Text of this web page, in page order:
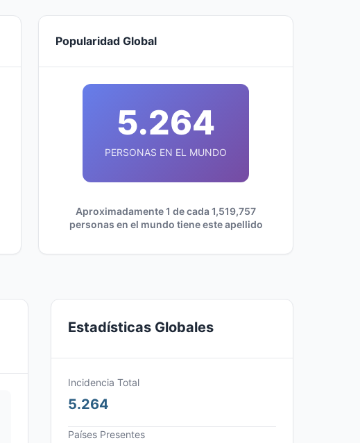
Popularidad Global
5.264
PERSONAS EN EL MUNDO
Aproximadamente 1 de cada 1,519,757
personas en el mundo tiene este apellido
Estadísticas Globales
Incidencia Total
5.264
Países Presentes